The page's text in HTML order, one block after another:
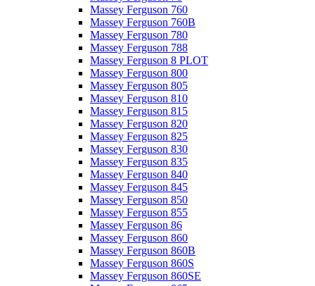
Massey Ferguson 760
Massey Ferguson 760B
Massey Ferguson 780
Massey Ferguson 788
Massey Ferguson 8 PLOT
Massey Ferguson 800
Massey Ferguson 805
Massey Ferguson 810
Massey Ferguson 815
Massey Ferguson 820
Massey Ferguson 825
Massey Ferguson 830
Massey Ferguson 835
Massey Ferguson 840
Massey Ferguson 845
Massey Ferguson 850
Massey Ferguson 855
Massey Ferguson 86
Massey Ferguson 860
Massey Ferguson 860B
Massey Ferguson 860S
Massey Ferguson 860SE